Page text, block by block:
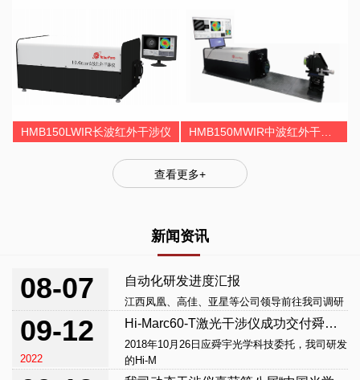
HMB150LWIR长波红外干涉仪
查看更多+
新闻资讯
08-07 自动化研发进度汇报
江西凤凰、高佳、亚星等公司领导前往我司调研
09-12
2022
Hi-Marc60-T激光干涉仪成功交付舜宇光学科技
2018年10月26日应舜宇光学科技委托，我司研发
的Hi-M